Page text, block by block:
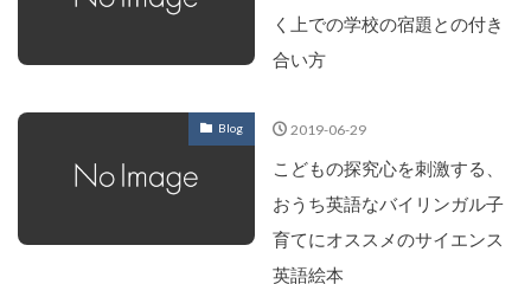
く上での学校の宿題との付き
合い方
Blog 2019-06-29
こどもの探究心を刺激する、
おうち英語なバイリンガル子
育てにオススメのサイエンス
英語絵本